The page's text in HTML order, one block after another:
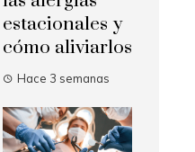
estacionales y
cómo aliviarlos
Hace 3 semanas